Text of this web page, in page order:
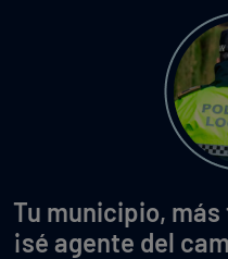
Tu municipio,
¡sé agente del